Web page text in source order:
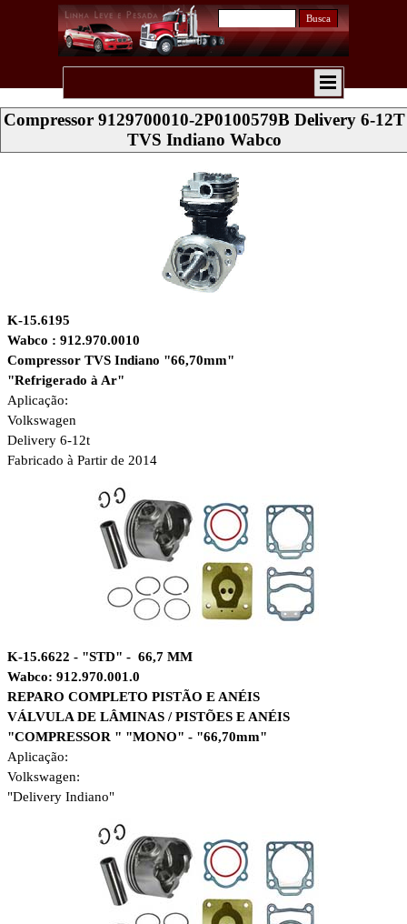
Busca
Compressor 9129700010-2P0100579B Delivery 6-12T
TVS Indiano Wabco
K-15.6195
Wabco : 912.970.0010
Compressor TVS Indiano "66,70mm"
"Refrigerado à Ar"
Aplicação:
Volkswagen
Delivery 6-12t
Fabricado à Partir de 2014
K-15.6622 - "STD" - 66,7 MM
Wabco: 912.970.001.0
REPARO COMPLETO PISTÃO E ANÉIS
VÁLVULA DE LÂMINAS / PISTÕES E ANÉIS
"COMPRESSOR " "MONO" - "66,70mm"
Aplicação:
Volkswagen:
"Delivery Indiano"